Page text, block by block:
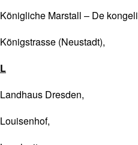
Königliche Marstall – De
Königstrasse (Neustadt),
L
Landhaus Dresden,
Louisenhof,